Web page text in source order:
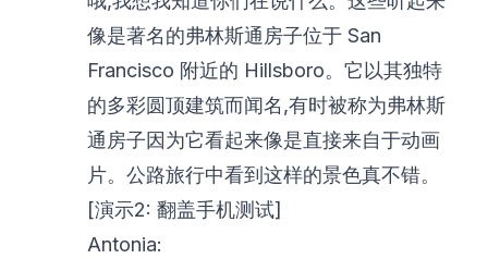
像是著名的弗林斯通房子位于 San
Francisco 附近的 Hillsboro。它以其独特
的多彩圆顶建筑而闻名,有时被称为弗林斯
通房子因为它看起来像是直接来自于动画
片。公路旅行中看到这样的景色真不错。
[演示2: 翻盖手机测试]
Antonia: